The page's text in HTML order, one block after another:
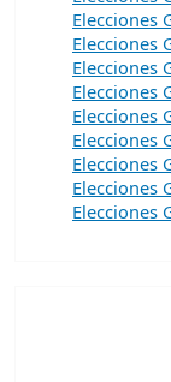
Elecciones
Elecciones
Elecciones
Elecciones
Elecciones
Elecciones
Elecciones
Elecciones
Elecciones